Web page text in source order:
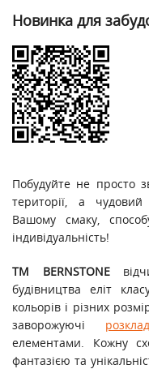
Новинка для
Побудуйте не просто
території, а
Вашому смаку,
індивідуальність!
ТМ BERNSTONE
будівництва еліт
кольорів і різних
заворожуючі
елементами. Кожну
фантазією та